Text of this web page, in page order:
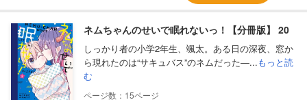
ネムちゃんのせいで眠れないっ！【分冊版】 20
しっかり者の小学2年生、颯太。ある日の深夜、窓か
ら現れたのは“サキュバス”のネムだった―...もっと読
む
15